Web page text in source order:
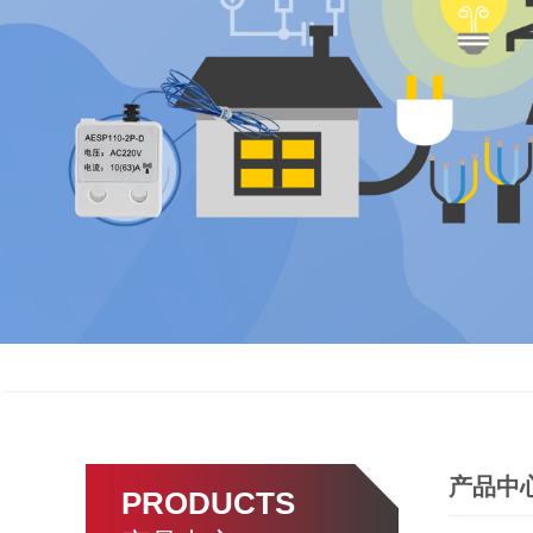
PRODUCTS 产品中